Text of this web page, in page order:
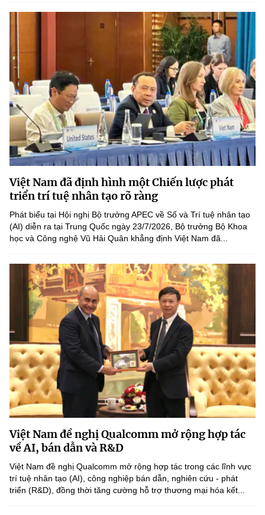
Việt Nam đã định hình một Chiến lược phát
triển trí tuệ nhân tạo rõ ràng
Phát biểu tại Hội nghị Bộ trưởng APEC về Số và Trí tuệ nhân tạo
(AI) diễn ra tại Trung Quốc ngày 23/7/2026, Bộ trưởng Bộ Khoa
học và Công nghệ Vũ Hải Quân khẳng định Việt Nam đã...
Việt Nam đề nghị Qualcomm mở rộng hợp tác
về AI, bán dẫn và R&D
Việt Nam đề nghị Qualcomm mở rộng hợp tác trong các lĩnh vực
trí tuệ nhân tạo (AI), công nghiệp bán dẫn, nghiên cứu - phát
triển (R&D), đồng thời tăng cường hỗ trợ thương mại hóa kết...